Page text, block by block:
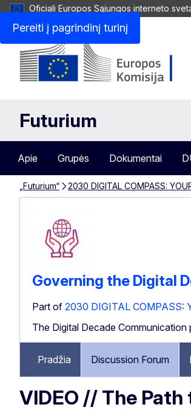
Pereiti į pagrindinį turinį
Oficiali Europos Sąjungos interneto
Futurium
Apie Grupės Dokumentai
„Futurium“ 2030 DIGITAL COMPASS:
Governing the Digital
Part of 2030 DIGITAL COMPASS:
The Digital Decade Communication
Pradžia Discussion Forum
VIDEO // The